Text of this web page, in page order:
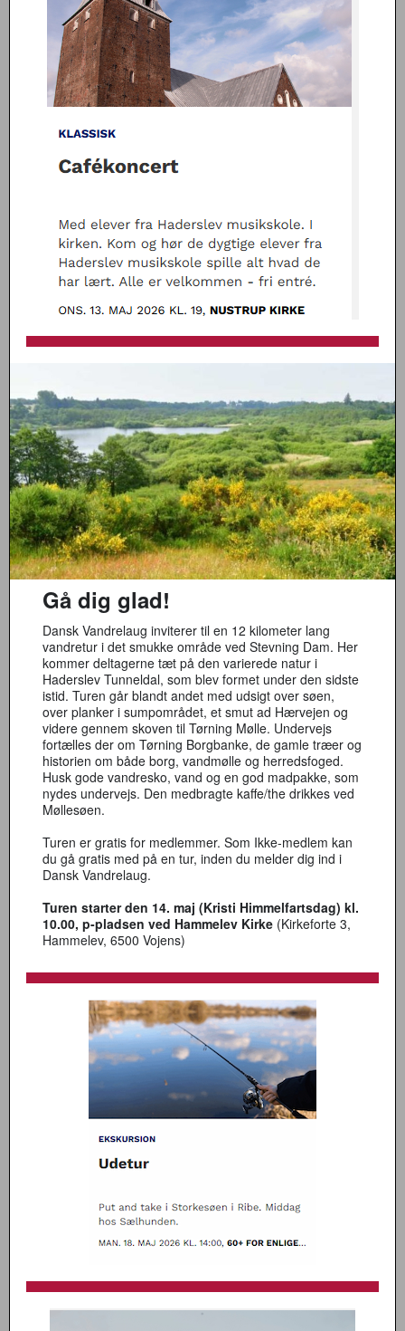
Gå dig glad!
Dansk Vandrelaug inviterer til en 12 kilometer lang
vandretur i det smukke område ved Stevning Dam. Her
kommer deltagerne tæt på den varierede natur i
Haderslev Tunneldal, som blev formet under den sidste
istid. Turen går blandt andet med udsigt over søen,
over planker i sumpområdet, et smut ad Hærvejen og
videre gennem skoven til Tørning Mølle. Undervejs
fortælles der om Tørning Borgbanke, de gamle træer og
historien om både borg, vandmølle og herredsfoged.
Husk gode vandresko, vand og en god madpakke, som
nydes undervejs. Den medbragte kaffe/the drikkes ved
Møllesøen.
Turen er gratis for medlemmer. Som Ikke-medlem kan
du gå gratis med på en tur, inden du melder dig ind i
Dansk Vandrelaug.
Turen starter den 14. maj (Kristi Himmelfartsdag) kl.
10.00, p-pladsen ved Hammelev Kirke (Kirkeforte 3,
Hammelev, 6500 Vojens)